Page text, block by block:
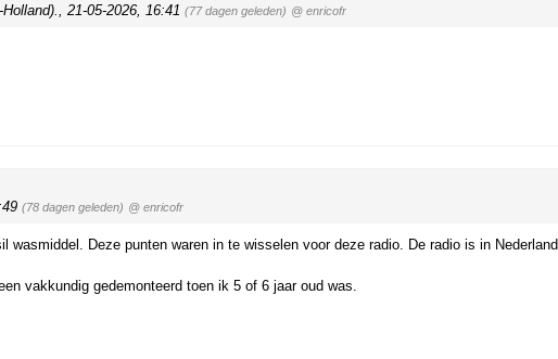
21-05-2026, 16:41 (77 dagen geleden) @ enricofr
(78 dagen geleden) @ enricofr
wasmiddel. Deze punten waren in te wisselen voor deze radio. De radio is in Nederland
vakkundig gedemonteerd toen ik 5 of 6 jaar oud was.